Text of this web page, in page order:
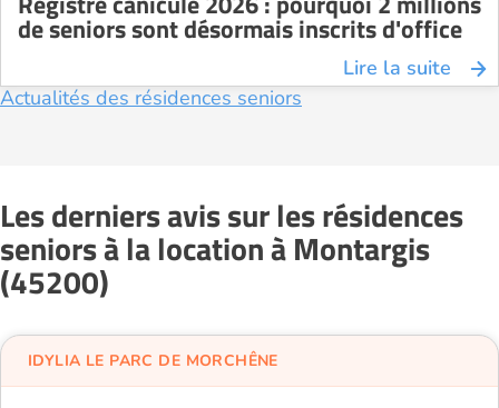
de seniors sont désormais inscrits d'office
Lire la suite
Actualités des résidences seniors
Les derniers avis sur les résidences
seniors à la location à Montargis
(45200)
IDYLIA LE PARC DE MORCHÊNE